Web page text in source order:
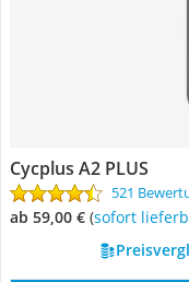
Cycplus ‎A2 PLUS
521
ab 59,00 € ( Sofort